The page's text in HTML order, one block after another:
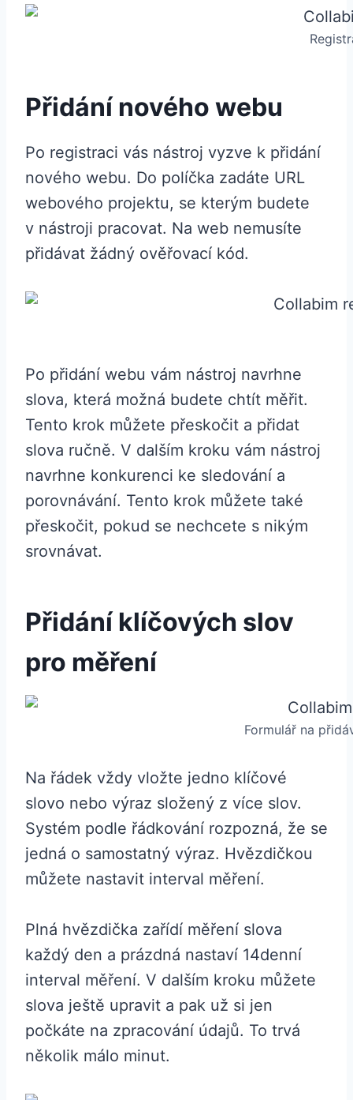
Přidání nového webu
Po registraci vás nástroj vyzve k přidání
nového webu. Do políčka zadáte URL
webového projektu, se kterým budete
v nástroji pracovat. Na web nemusíte
přidávat žádný ověřovací kód.
Po přidání webu vám nástroj navrhne
slova, která možná budete chtít měřit.
Tento krok můžete přeskočit a přidat
slova ručně. V dalším kroku vám nástroj
navrhne konkurenci ke sledování a
porovnávání. Tento krok můžete také
přeskočit, pokud se nechcete s nikým
srovnávat.
Přidání klíčových slov
pro měření
Formulář na
Na řádek vždy vložte jedno klíčové
slovo nebo výraz složený z více slov.
Systém podle řádkování rozpozná, že se
jedná o samostatný výraz. Hvězdičkou
můžete nastavit interval měření.
Plná hvězdička zařídí měření slova
každý den a prázdná nastaví 14denní
interval měření. V dalším kroku můžete
slova ještě upravit a pak už si jen
počkáte na zpracování údajů. To trvá
několik málo minut.